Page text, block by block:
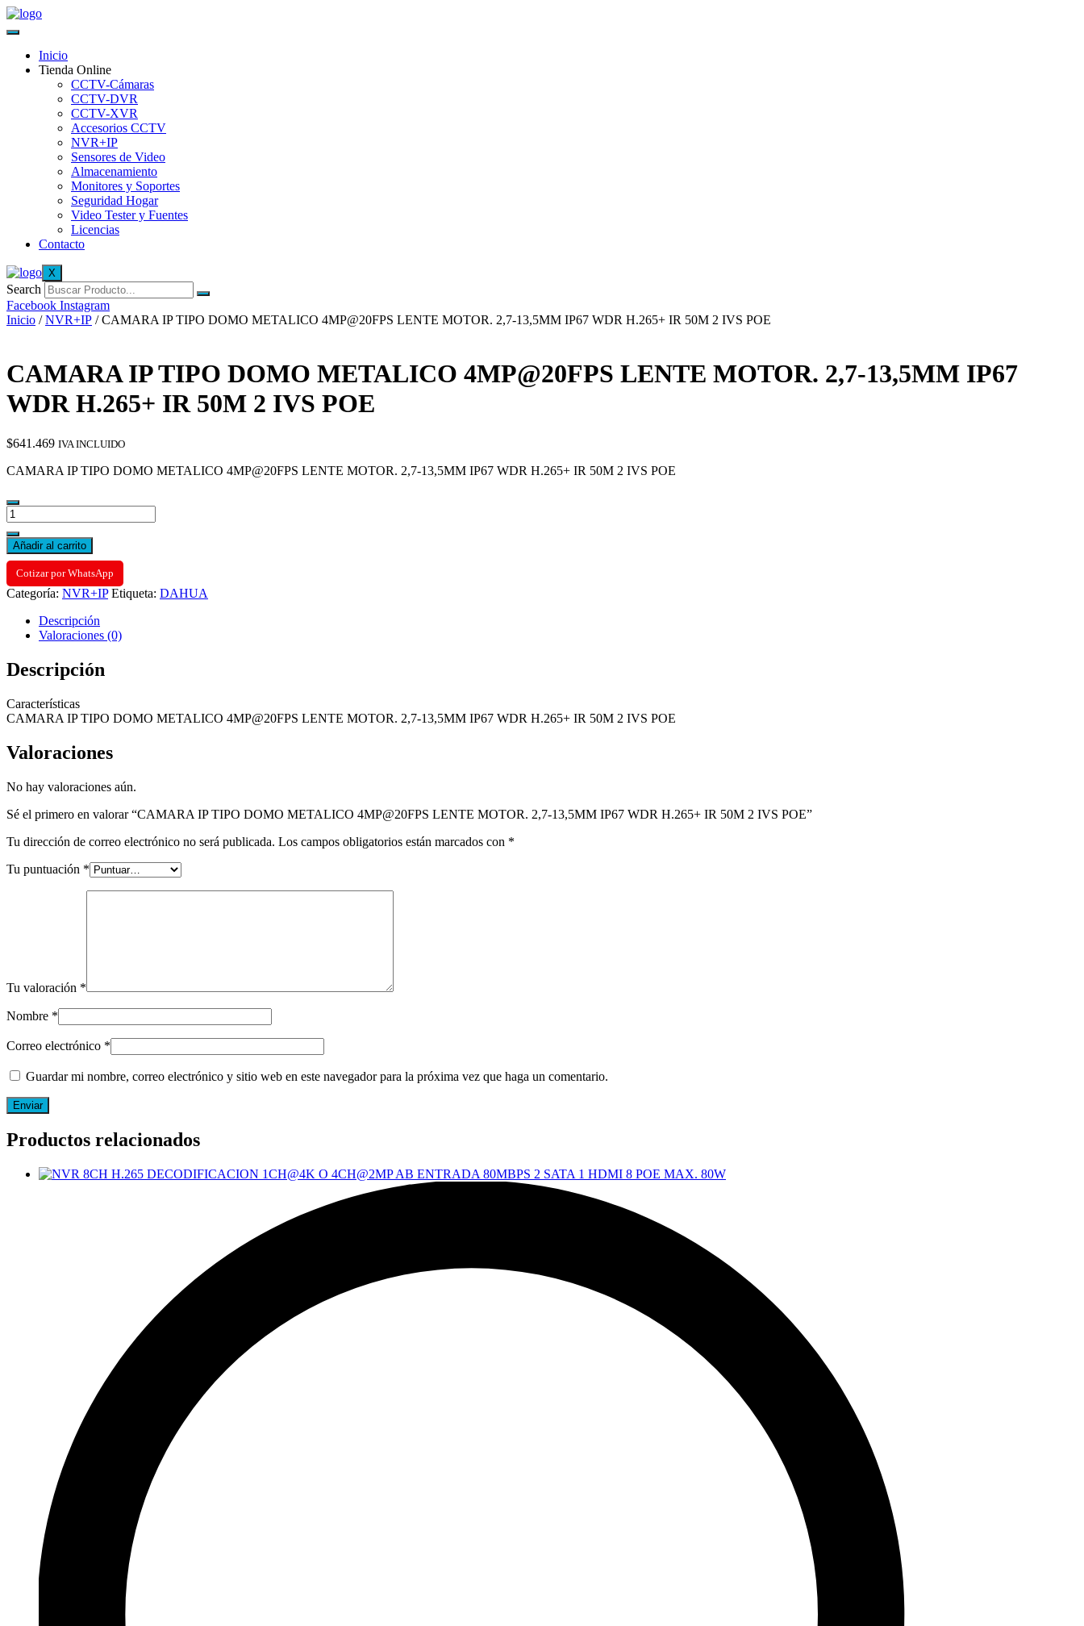
Inicio
Tienda Online
CCTV-Cámaras
CCTV-DVR
CCTV-XVR
Accesorios CCTV
NVR+IP
Sensores de Video
Almacenamiento
Monitores y Soportes
Seguridad Hogar
Video Tester y Fuentes
Licencias
Contacto
X
Search
Facebook Instagram
Inicio /NVR+IP / CAMARA IP TIPO DOMO METALICO 4MP@20FPS LENTE MOTOR. 2,7-13,5MM IP67 WDR H.265+ IR 50M 2 IVS POE
CAMARA IP TIPO DOMO METALICO 4MP@20FPS LENTE MOTOR. 2,7-13,5MM IP67
WDR H.265+ IR 50M 2 IVS POE
$641.469 IVA INCLUIDO
CAMARA IP TIPO DOMO METALICO 4MP@20FPS LENTE MOTOR. 2,7-13,5MM IP67 WDR H.265+ IR 50M 2 IVS POE
CAMARA
IP
TIPO
DOMO
METALICO
4MP@20FPS
LENTE
MOTOR.
13,5MM
WDR
IR
50M
IVS
POE
Añadir al carrito
Cotizar por WhatsApp
Categoría: NVR+IP Etiqueta: DAHUA
Descripción
Valoraciones (0)
Descripción
Características
CAMARA IP TIPO DOMO METALICO 4MP@20FPS LENTE MOTOR. 2,7-13,5MM IP67 WDR H.265+ IR 50M 2 IVS POE
Valoraciones
No hay valoraciones aún.
Sé el primero en valorar “CAMARA IP TIPO DOMO METALICO 4MP@20FPS LENTE MOTOR. 2,7-13,5MM IP67 WDR H.265+ IR 50M 2 IVS POE”
Tu dirección de correo electrónico no será publicada. Los campos obligatorios están marcados con *
Tu puntuación *
Tu valoración *
Nombre *
Correo electrónico *
Guardar mi nombre, correo electrónico y sitio web en este navegador para la próxima vez que haga un comentario.
Productos relacionados